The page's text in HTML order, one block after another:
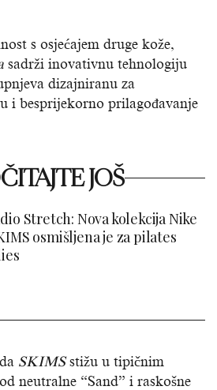
s osjećajem druge kože,
sadrži inovativnu tehnologiju
dizajniranu za
i besprijekorno prilagođavanje
JOŠ
Stretch: Nova kolekcija Nike
osmišljena je za pilates
SKIMSstižu u tipičnim
neutralne “Sand” i raskošne